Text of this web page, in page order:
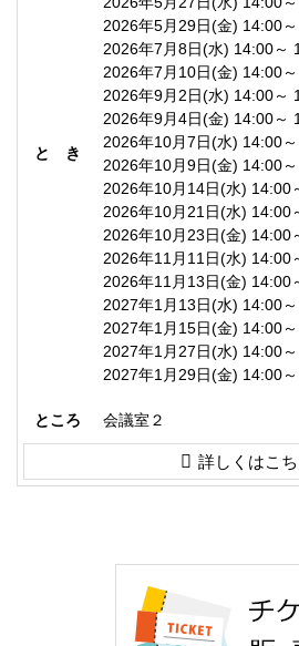
と き
2026年5月29日(金) 14:00
2026年7月8日(水) 14:00～
2026年7月10日(金) 14:00
2026年9月2日(水) 14:00～
2026年9月4日(金) 14:00～
2026年10月7日(水) 14:00
2026年10月9日(金) 14:00
2026年10月14日(水) 14:00
2026年10月21日(水) 14:00
2026年10月23日(金) 14:00
2026年11月11日(水) 14:00
2026年11月13日(金) 14:00
2027年1月13日(水) 14:00
2027年1月15日(金) 14:00
2027年1月27日(水) 14:00
2027年1月29日(金) 14:00
ところ 会議室２
詳しくはこ